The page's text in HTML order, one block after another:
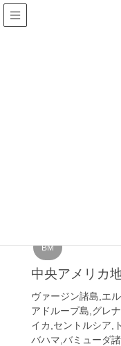
BM
中央アメリカ
ヴァージン諸島,エ
アドループ島,グレ
イカ,セントルシア,
バハマ,バミューダ